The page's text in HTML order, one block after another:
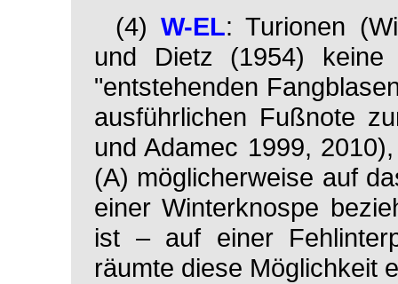
(4) W-EL: Turionen
und Dietz (1954) keine
"entstehenden
ausführlichen Fußnote
und Adamec 1999,
(A) möglicherweise auf
einer Winterknospe
ist – auf einer
räumte diese Möglichkeit